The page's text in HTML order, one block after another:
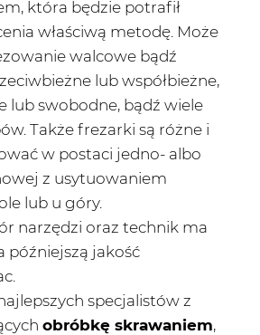
która będzie potrafił
właściwą metodę. Może
walcowe bądź
lub współbieżne,
lub swobodne, bądź wiele
Także frezarki są różne i
w postaci jedno- albo
z usytuowaniem
lub u góry.
narzędzi oraz technik ma
późniejszą jakość
specjalistów z
obróbkę skrawaniem,